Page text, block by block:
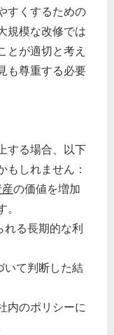
すくするための
規模な改修では
とが適切と考え
も尊重する必要
する場合、以下
もしれません：
の価値を増加
れる長期的な利
いて判断した結
内のポリシーに